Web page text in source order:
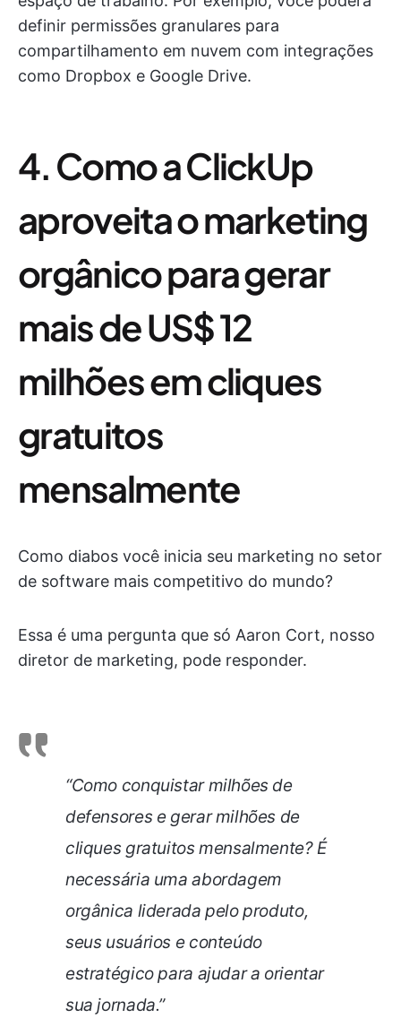
definir permissões granulares para
compartilhamento em nuvem com integrações
como Dropbox e Google Drive.
4. Como a ClickUp
aproveita o marketing
orgânico para gerar
mais de US$ 12
milhões em cliques
gratuitos
mensalmente
Como diabos você inicia seu marketing no setor
de software mais competitivo do mundo?
Essa é uma pergunta que só Aaron Cort, nosso
diretor de marketing, pode responder.
“Como conquistar milhões de
defensores e gerar milhões de
cliques gratuitos mensalmente? É
necessária uma abordagem
orgânica liderada pelo produto,
seus usuários e conteúdo
estratégico para ajudar a orientar
sua jornada.”